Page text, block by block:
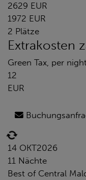
2629 EUR
1972 EUR
2 Plätze
Extrakosten
Green Tax, per night
12
EUR
14 OKT2026
11 Nächte
Best of Central